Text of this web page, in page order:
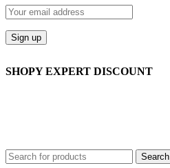
SHOPY EXPERT DISCOUNT
Search